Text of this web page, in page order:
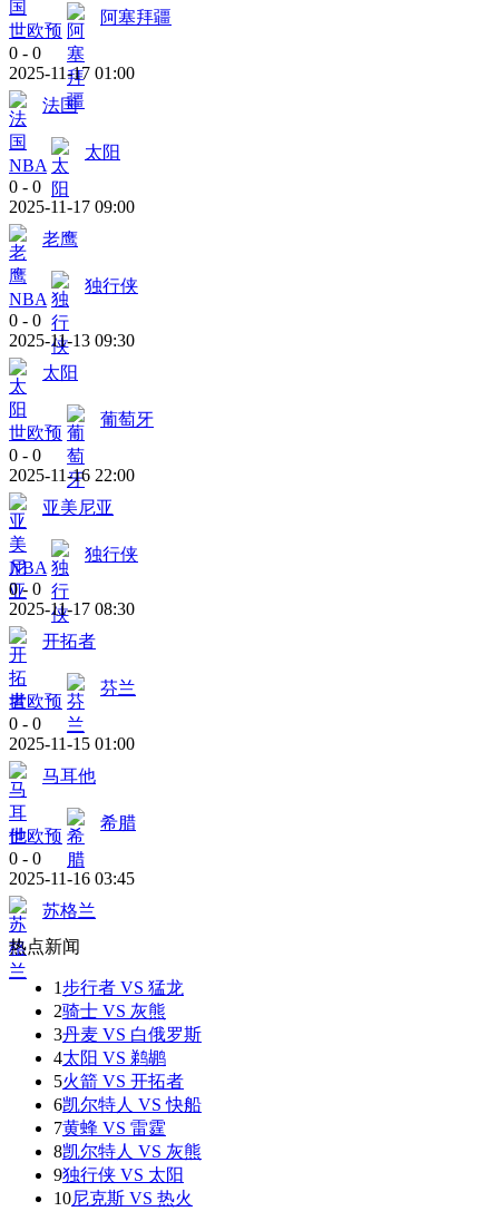
世欧预
阿塞拜疆
0 - 0
2025-11-17 01:00
法国
NBA
太阳
0 - 0
2025-11-17 09:00
老鹰
NBA
独行侠
0 - 0
2025-11-13 09:30
太阳
世欧预
葡萄牙
0 - 0
2025-11-16 22:00
亚美尼亚
NBA
独行侠
0 - 0
2025-11-17 08:30
开拓者
世欧预
芬兰
0 - 0
2025-11-15 01:00
马耳他
世欧预
希腊
0 - 0
2025-11-16 03:45
苏格兰
热点新闻
1步行者 VS 猛龙
2骑士 VS 灰熊
3丹麦 VS 白俄罗斯
4太阳 VS 鹈鹕
5火箭 VS 开拓者
6凯尔特人 VS 快船
7黄蜂 VS 雷霆
8凯尔特人 VS 灰熊
9独行侠 VS 太阳
10尼克斯 VS 热火